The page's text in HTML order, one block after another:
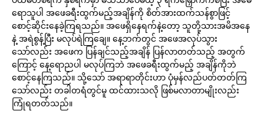
ရောသူပါ အဖေခရီးထွက်မည့်အချိန်ကို စိတ်အားထက်သန်စွာဖြင့်
စောင့်ဆိုင်းနေခဲ့ကြရသည်။ အဖေရှိနေရက်နဲ့တော့ သူတို့သားအမိအနေ
နဲ့ အရဲစွန့်ပြီး မလုပ်ရဲကြချေ။ နေ့ဘက်တွင် အဖေအလုပ်သွား
သော်လည်း အဖေက ပြန်ချင်သည့်အချိန် ပြန်လာတတ်သည့် အတွက်
ကြောင့် နေ့ရောညပါ မလုပ်ကြဘဲ အဖေခရီးထွက်မည့် အချိန်ကိုဘဲ
စောင့်နေကြသည်။ သို့သော် အရာရာတိုင်းဟာ ပုံမှန်လည်ပတ်တတ်ကြ
သော်လည်း တခါတရံတွင်မူ ထင်ထားသလို ဖြစ်မလာတာမျိုးလည်း
ကြုံရတတ်သည်။